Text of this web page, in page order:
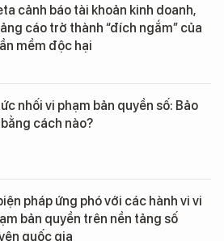
cảnh báo tài khoản kinh doanh,
cáo trở thành “đích ngắm” của
mềm độc hại
nhối vi phạm bản quyền số: Bảo
cách nào?
pháp ứng phó với các hành vi vi
bản quyền trên nền tảng số
quốc gia